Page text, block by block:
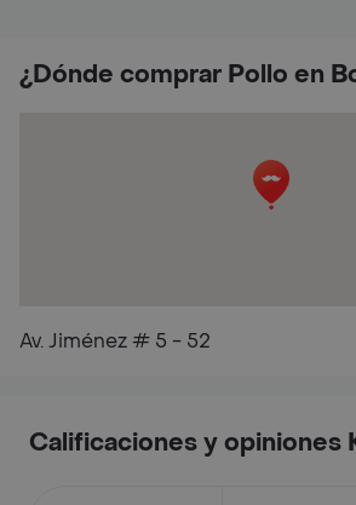
¿Dónde comprar Pollo en
Av. Jiménez # 5 - 52
Calificaciones y opiniones